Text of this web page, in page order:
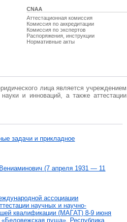
CNAA
Аттестационная комиссия
Комиссия по аккредитации
Комиссия по экспертов
Распоряжения, инструкции
Нормативные акты
лица является учреждением
и инноваций, а также аттестации
задачи и прикладное
(7 апреля 1931 — 11
ассоциации
научных и научно-
квалификации (МАГAT) 8-9 июня
пуща», Республика